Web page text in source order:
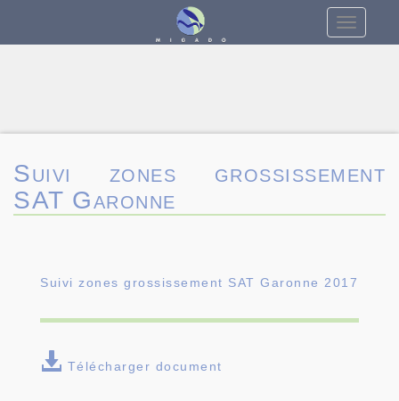
Toggle
Suivi zones grossissement
SAT Garonne
Suivi zones grossissement SAT Garonne 2017
Télécharger document